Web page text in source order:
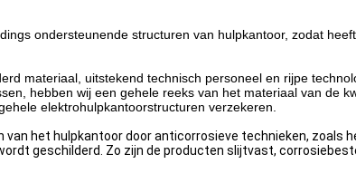
ondersteunende structuren van hulpkantoor, zodat
materiaal, uitstekend technisch personeel en rijpe
hebben wij een gehele reeks van het materiaal van de
elektrohulpkantoorstructuren verzekeren.
het hulpkantoor door anticorrosieve technieken, zoals
geschilderd. Zo zijn de producten slijtvast,